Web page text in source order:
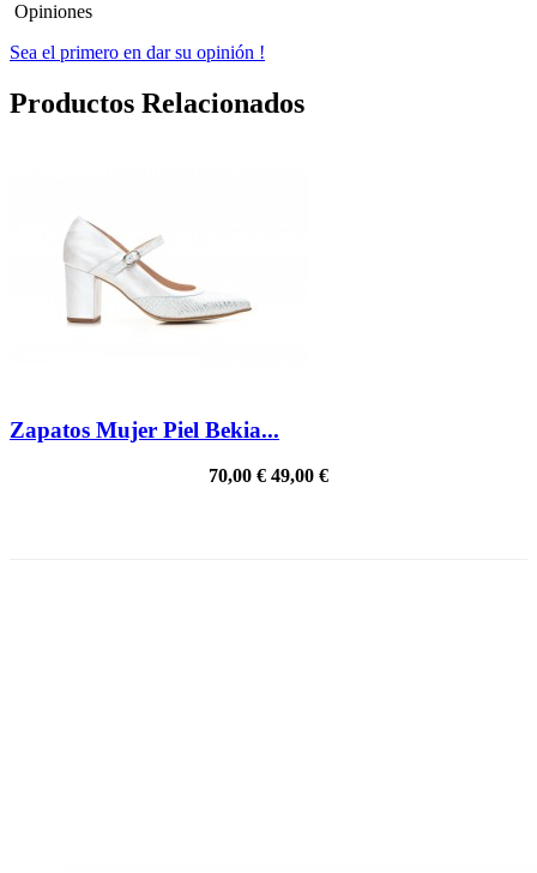
Opiniones
Sea el primero en dar su opinión !
Productos Relacionados
Zapatos Mujer Piel Bekia...
70,00 € 49,00 €